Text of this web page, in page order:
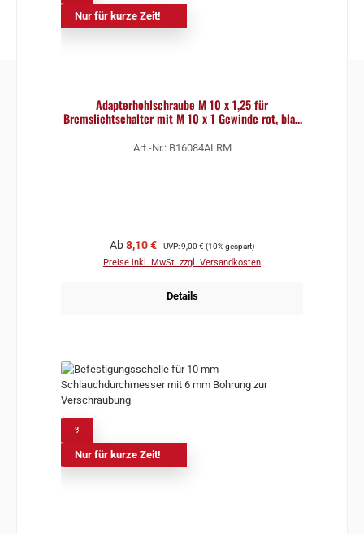
Nur für kurze Zeit!
Adapterhohlschraube M 10 x 1,25 für
Bremslichtschalter mit M 10 x 1 Gewinde rot, blau
Art.-Nr.: B16084ALRM
Verkaufspreis:
Ab8,10 € Regulärer Preis:
UVP:9,00 €(10% gespart)
Preise inkl. MwSt. zzgl. Versandkosten
Details
Nur für kurze Zeit!